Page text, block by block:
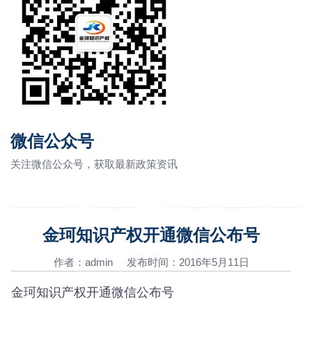
微信公众号
关注微信公众号，获取最新政策资讯
金珂知识产权开通微信公布号
作者：admin 发布时间：2016年5月11日
金珂知识产权开通微信公布号